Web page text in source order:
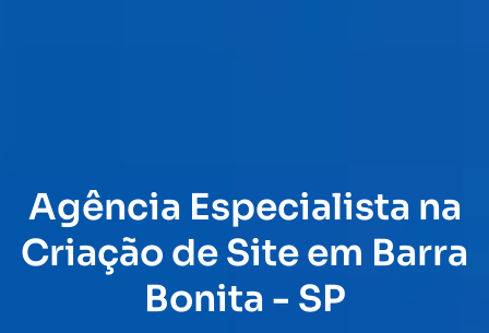
Agência Especialista na
Criação de Site em Barra
Bonita - SP